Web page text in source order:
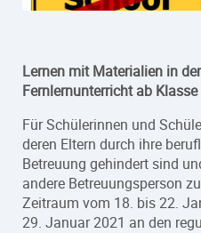
Lernen mit Materialien in
Fernlernunterricht ab Klasse
Für Schülerinnen und
deren Eltern durch ihre
Betreuung gehindert sind
andere Betreuungsperson
Zeitraum vom 18. bis 22.
29. Januar 2021 an den